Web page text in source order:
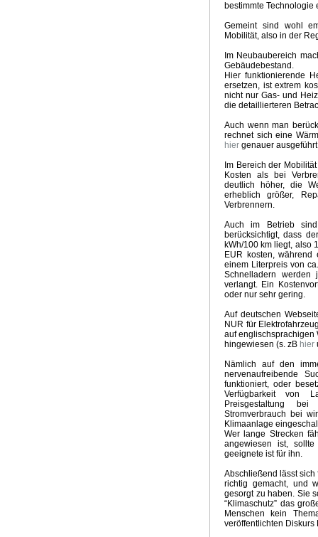
bestimmte Technologie
Gemeint sind wohl
Mobilität, also in der
Im Neubaubereich
Gebäudebestand.
Hier funktionierende
ersetzen, ist extrem
nicht nur Gas- und
die detaillierteren
Auch wenn man
rechnet sich eine
hier genauer
Im Bereich der
Kosten als bei
deutlich höher, die
erheblich größer,
Verbrennern.
Auch im Betrieb
berücksichtigt, dass
kWh/100 km liegt, also
EUR kosten,
einem Literpreis von
Schnelladern werden
verlangt. Ein
oder nur sehr gering.
Auf deutschen
NUR für
auf englischsprachigen
hingewiesen (s. zB hier
Nämlich auf den
nervenaufreibende
funktioniert, oder
Verfügbarkeit von
Preisgestaltung
Stromverbrauch bei
Klimaanlage
Wer lange Strecken
angewiesen ist,
geeignete ist für ihn.
Abschließend lässt
richtig gemacht, und
gesorgt zu haben. Sie
“Klimaschutz” das
Menschen kein
veröffentlichten Diskurs